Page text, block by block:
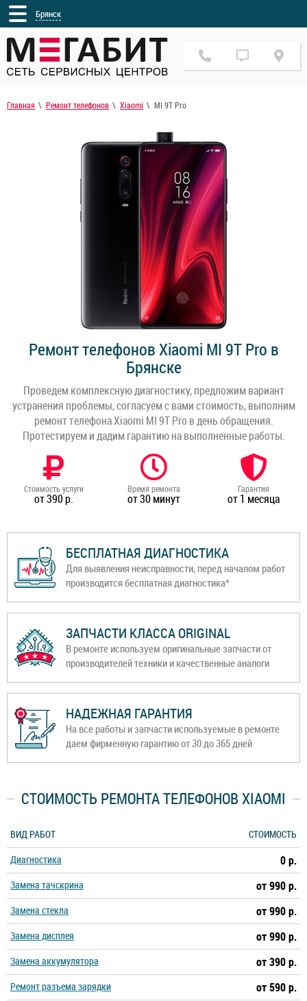
Брянск
Главная Ремонт телефонов Xiaomi MI 9T Pro
Ремонт телефонов Xiaomi MI 9T Pro в
Брянске
Проведем комплексную диагностику, предложим вариант
устранения проблемы, согласуем с вами стоимость, выполним
ремонт телефона Xiaomi MI 9T Pro в день обращения.
Протестируем и дадим гарантию на выполненные работы.
Стоимость услуги
от 390 р.
Время ремонта
от 30 минут
Гарантия
от 1 месяца
БЕСПЛАТНАЯ ДИАГНОСТИКА
Для выявления неисправности, перед началом работ
производится бесплатная диагностика*
ЗАПЧАСТИ КЛАССА ORIGINAL
В ремонте используем оригинальные запчасти от
производителей техники и качественные аналоги
НАДЕЖНАЯ ГАРАНТИЯ
На все работы и запчасти используемые в ремонте
даем фирменную гарантию от 30 до 365 дней
СТОИМОСТЬ РЕМОНТА ТЕЛЕФОНОВ XIAOMI
ВИД РАБОТ
СТОИМОСТЬ
Диагностика
0 р.
Замена тачскрина от 990 р.
Замена стекла от 990 р.
Замена дисплея от 990 р.
Замена аккумулятора от 390 р.
Ремонт разъема зарядки от 590 р.